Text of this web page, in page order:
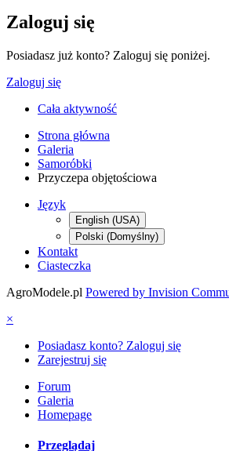
Zaloguj się
Posiadasz już konto? Zaloguj się poniżej.
Zaloguj się
Cała aktywność
Strona główna
Galeria
Samoróbki
Przyczepa objętościowa
Język
English (USA)
Polski (Domyślny)
Kontakt
Ciasteczka
AgroModele.pl Powered by Invision
×
Posiadasz konto? Zaloguj się
Zarejestruj się
Forum
Galeria
Homepage
Przeglądaj